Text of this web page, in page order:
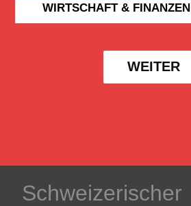
WIRTSCHAFT & FINANZEN
WEITER
Schweizerischer